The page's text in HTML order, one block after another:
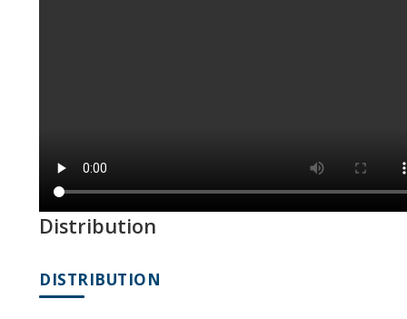
Distribution
DISTRIBUTION